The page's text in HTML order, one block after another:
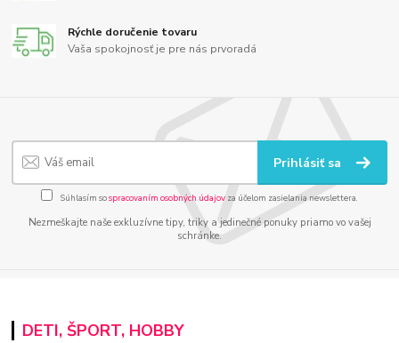
Rýchle doručenie tovaru
Vaša spokojnosť je pre nás prvoradá
Prihlásiť sa
Súhlasím sospracovaním osobných údajov za účelom zasielania newslettera.
Nezmeškajte naše exkluzívne tipy, triky a jedinečné ponuky priamo vo vašej
schránke.
DETI, ŠPORT, HOBBY